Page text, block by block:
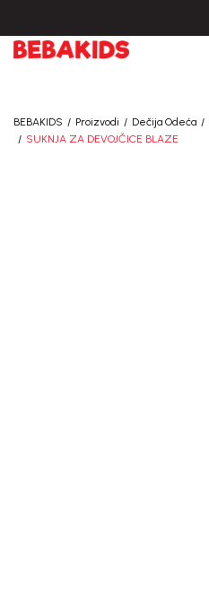
BEBAKIDS Proizvodi Dečija Odeća
SUKNJA ZA DEVOJČICE BLAZE